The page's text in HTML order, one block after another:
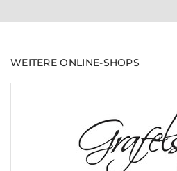
WEITERE ONLINE-SHOPS